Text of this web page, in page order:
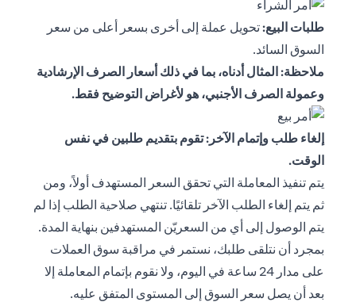
طلبات البيع:تحويل عملة إلى أخرى بسعر أعلى من سعر
السوق السائد.
ملاحظة: المثال أدناه، بما في ذلك أسعار الصرف الإرشادية
وعمولة الصرف الأجنبي، هو لأغراض التوضيح فقط.
إلغاء طلب وإتمام الآخر: تقوم بتقديم طلبين في نفس
الوقت.
يتم تنفيذ المعاملة التي تحقق السعر المستهدف أولاً، ومن
ثم يتم إلغاء الطلب الآخر تلقائيًا. تنتهي صلاحية الطلب إذا لم
يتم الوصول إلى أي من السعريّن المستهدفين بنهاية المدة.
بمجرد أن نتلقى طلبك، نستمر في مراقبة سوق العملات
على مدار 24 ساعة في اليوم، ولا نقوم بإتمام المعاملة إلا
بعد أن يصل سعر السوق إلى المستوى المتفق عليه.